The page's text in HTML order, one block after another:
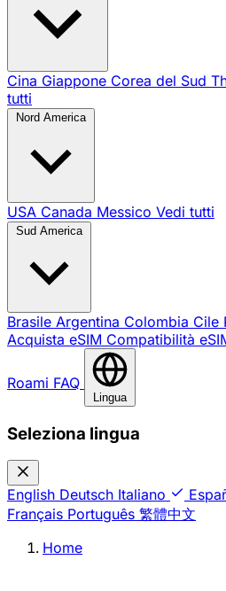
Cina Giappone Corea del Sud
tutti
Nord America
USA Canada Messico Vedi tutti
Sud America
Brasile Argentina Colombia Cile
Acquista eSIM Compatibilità
Roami FAQ
Lingua
Seleziona lingua
English Deutsch Italiano
Français Português 繁體中文
Home